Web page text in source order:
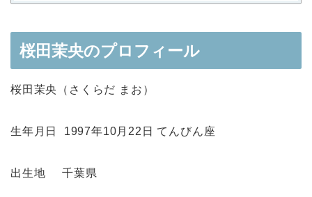
桜田茉央のプロフィール
桜田茉央（さくらだ まお）
生年月日 1997年10月22日 てんびん座
出生地 千葉県